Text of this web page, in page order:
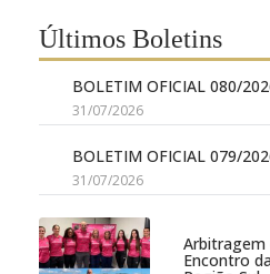
Últimos Boletins
BOLETIM OFICIAL 080/
31/07/2026
BOLETIM OFICIAL 079/
31/07/2026
Arbitragem
Encontro